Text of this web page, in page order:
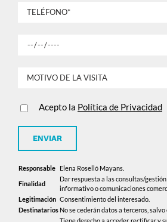
Acepto la Política de Privacidad
Responsable
Elena Roselló Mayans.
Finalidad
Dar respuesta a las consultas/
informativo o comunicaciones
Legitimación Consentimiento del interesado.
Destinatarios No se cederán datos a terceros, salvo
Tiene derecho a acceder, rectificar y